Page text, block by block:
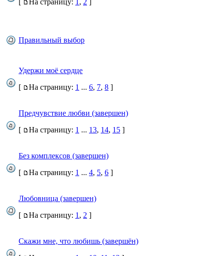
На страницу: , 2
Правильный выбор
Удержи моё сердце
[
На страницу: 1 ... 6, 7, 8 ]
Предчувствие любви (завершен)
[
На страницу: 1 ... 13, 14, 15 ]
Без комплексов (завершен)
[
На страницу: 1 ... 4, 5, 6 ]
Любовница (завершен)
[
На страницу: 1 , 2 ]
Скажи мне, что любишь (завершён)